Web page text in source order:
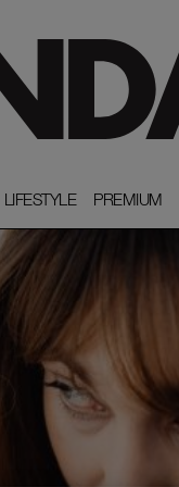
LIFESTYLE
LIFESTYLE PREMIUM
PREMIUM